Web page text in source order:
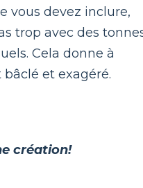
vous devez inclure,
trop avec des
Cela donne à
bâclé et exagéré.
création!